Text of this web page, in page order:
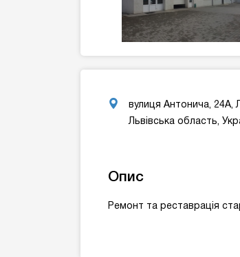
вулиця Антонича, 24А,
Львівська область,
Опис
Ремонт та реставрація